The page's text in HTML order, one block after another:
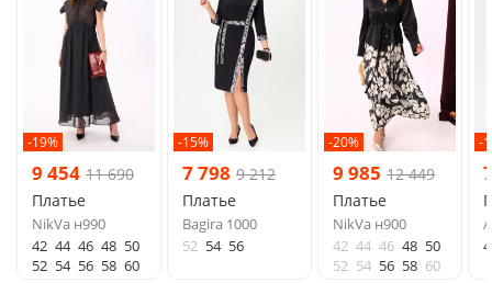
-19%
9 454 11 690
Платье
NikVa н990
42 44 46 48 50
52 54 56 58 60
-15%
7 798 9 212
Платье
Bagira 1000
52 54 56
-20%
9 985 12 449
Платье
NikVa н900
42 44 46 48 50
52 54 56 58 60
-